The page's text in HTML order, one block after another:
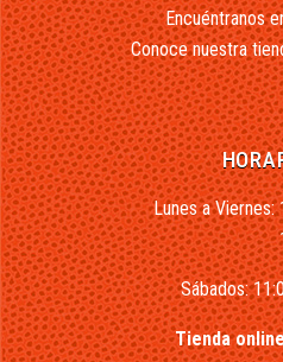
Encuéntranos
Conoce nuestra
Lunes a Viernes:
Sábados:
Tienda